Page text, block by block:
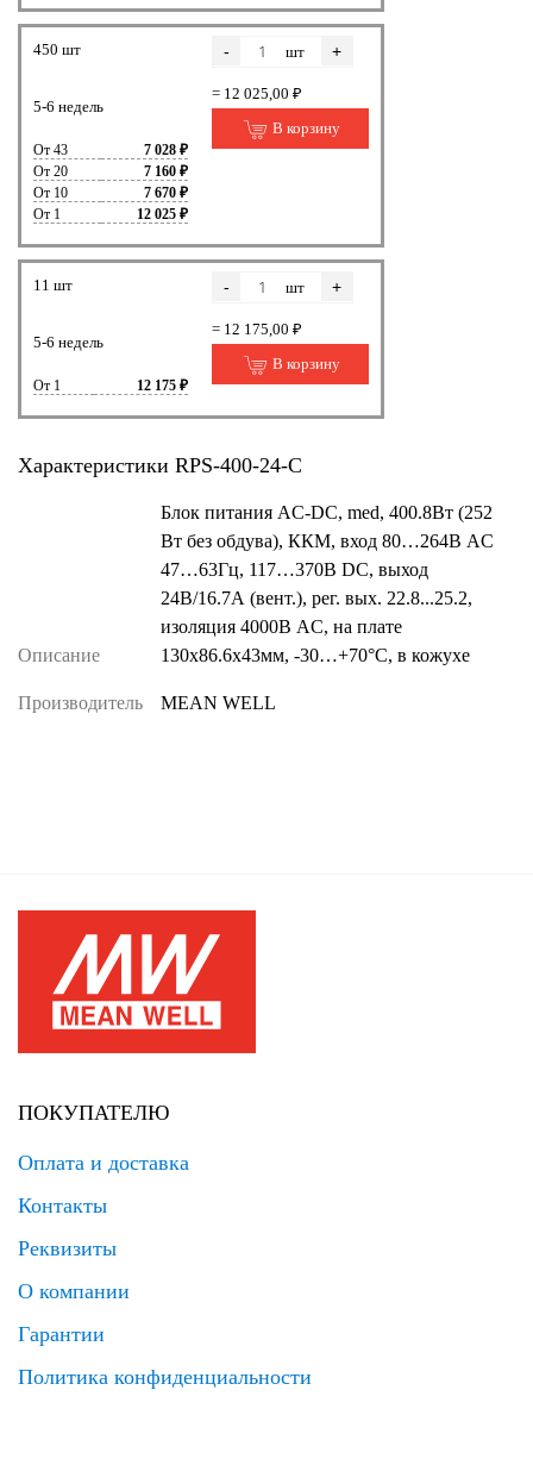
450 шт
5-6 недель
От 43
7 028 ₽
От 20
7 160 ₽
От 10
7 670 ₽
От 1
12 025 ₽
- шт +
= 12 025,00 ₽
В корзину
11 шт
5-6 недель
От 1 12 175 ₽
- шт +
= 12 175,00 ₽
В корзину
Характеристики RPS-400-24-C
Описание
Блок питания AC-DC, med, 400.8Вт (252
Вт без обдува), ККМ, вход 80…264В AC
47…63Гц, 117…370B DC, выход
24В/16.7А (вент.), рег. вых. 22.8...25.2,
изоляция 4000В AC, на плате
130х86.6х43мм, -30…+70°С, в кожухе
Производитель MEAN WELL
ПОКУПАТЕЛЮ
Оплата и доставка
Контакты
Реквизиты
О компании
Гарантии
Политика конфиденциальности